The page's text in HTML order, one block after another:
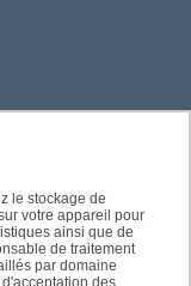
le stockage de
votre appareil pour
ainsi que de
de traitement
par domaine